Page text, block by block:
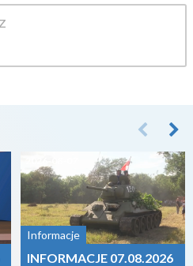
Informacje
INFORMACJE 07.08.2026